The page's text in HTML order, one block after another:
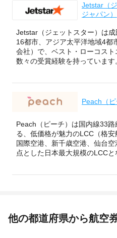
Jetstar（
ジャパン）
Jetstar（ジェットスター）は
16都市、アジア太平洋地域4都
会社）で、ベスト・ローコス
数々の受賞経験を持っています
Peach（ピ
Peach（ピーチ）は国内線33
る、低価格が魅力のLCC（格
国際空港、新千歳空港、仙台
点とした日本最大規模のLCCと
他の都道府県から航空